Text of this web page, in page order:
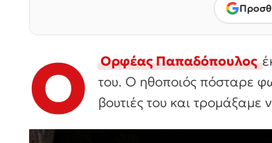
Ο Ορφέας Παπαδόπουλος
του. Ο ηθοποιός πόσταρε
βουτιές του και